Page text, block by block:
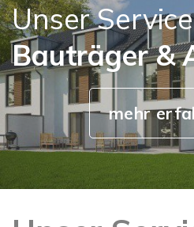
Unser
Bauträger &
mehr